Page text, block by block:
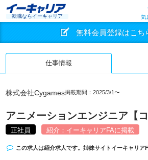
転職ならイーキャリア 気
無料会員登録はこち
仕事情報
株式会社Cygames掲載期間：2025/3/1〜
アニメーションエンジニア【
正社員 紹介：イーキャリアFAに掲載
この求人は紹介求人です。姉妹サイト イーキャリア